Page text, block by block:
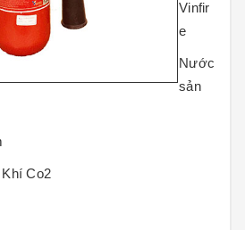
Vinfir
e
Nước
sản
Khí Co2